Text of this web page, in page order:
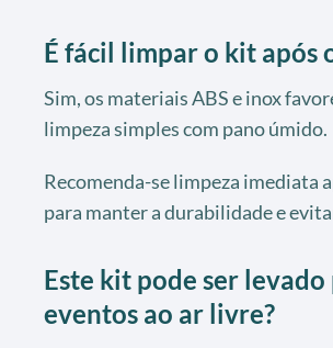
É fácil limpar o kit após
Sim, os materiais ABS e inox
limpeza simples com pano úmido.
Recomenda-se limpeza imediata
para manter a durabilidade e
Este kit pode ser levado
eventos ao ar livre?